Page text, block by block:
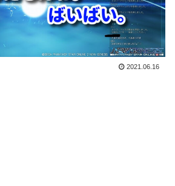
2021.06.16